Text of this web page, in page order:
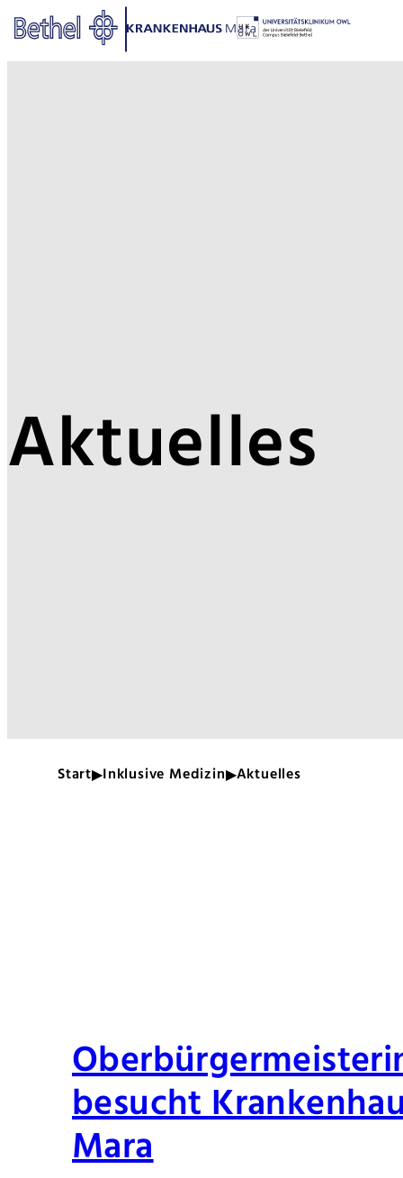
Zum Hauptinhalt springen
Zur Fußzeile springen
Aktuelles
Start Inklusive Medizin Aktuelles
besucht
Mara